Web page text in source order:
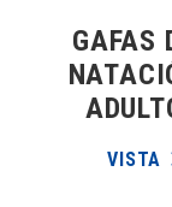
GAFAS
VISTA